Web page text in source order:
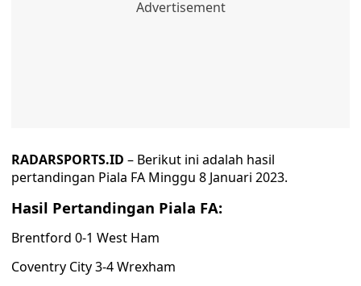
RADARSPORTS.ID – Berikut ini adalah hasil
pertandingan Piala FA Minggu 8 Januari 2023.
Hasil Pertandingan Piala FA:
Brentford 0-1 West Ham
Coventry City 3-4 Wrexham